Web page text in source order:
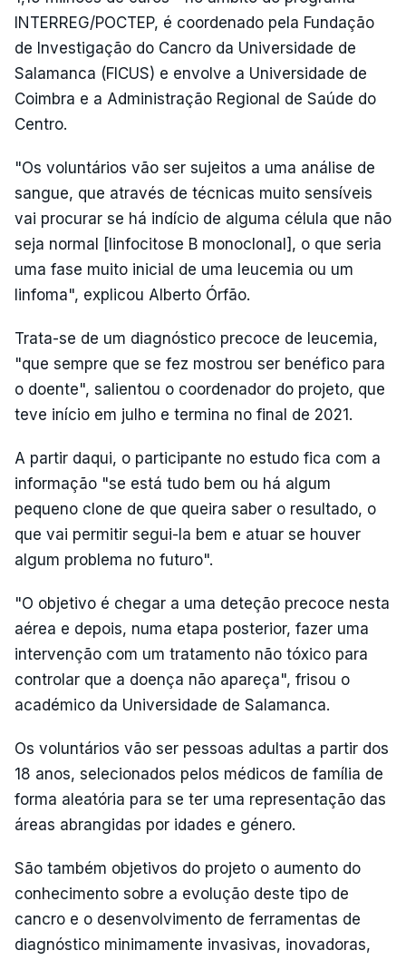
INTERREG/POCTEP, é coordenado pela Fundação
de Investigação do Cancro da Universidade de
Salamanca (FICUS) e envolve a Universidade de
Coimbra e a Administração Regional de Saúde do
Centro.
"Os voluntários vão ser sujeitos a uma análise de
sangue, que através de técnicas muito sensíveis
vai procurar se há indício de alguma célula que não
seja normal [linfocitose B monoclonal], o que seria
uma fase muito inicial de uma leucemia ou um
linfoma", explicou Alberto Órfão.
Trata-se de um diagnóstico precoce de leucemia,
"que sempre que se fez mostrou ser benéfico para
o doente", salientou o coordenador do projeto, que
teve início em julho e termina no final de 2021.
A partir daqui, o participante no estudo fica com a
informação "se está tudo bem ou há algum
pequeno clone de que queira saber o resultado, o
que vai permitir segui-la bem e atuar se houver
algum problema no futuro".
"O objetivo é chegar a uma deteção precoce nesta
aérea e depois, numa etapa posterior, fazer uma
intervenção com um tratamento não tóxico para
controlar que a doença não apareça", frisou o
académico da Universidade de Salamanca.
Os voluntários vão ser pessoas adultas a partir dos
18 anos, selecionados pelos médicos de família de
forma aleatória para se ter uma representação das
áreas abrangidas por idades e género.
São também objetivos do projeto o aumento do
conhecimento sobre a evolução deste tipo de
cancro e o desenvolvimento de ferramentas de
diagnóstico minimamente invasivas, inovadoras,